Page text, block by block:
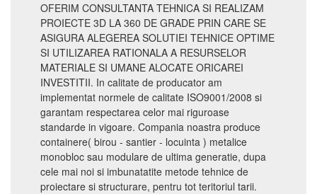
OFERIM CONSULTANTA TEHNICA SI REALIZAM
PROIECTE 3D LA 360 DE GRADE PRIN CARE SE
ASIGURA ALEGEREA SOLUTIEI TEHNICE OPTIME
SI UTILIZAREA RATIONALA A RESURSELOR
MATERIALE SI UMANE ALOCATE ORICAREI
INVESTITII. In calitate de producator am
implementat normele de calitate ISO9001/2008 si
garantam respectarea celor mai riguroase
standarde in vigoare. Compania noastra produce
containere( birou - santier - locuinta ) metalice
monobloc sau modulare de ultima generatie, dupa
cele mai noi si imbunatatite metode tehnice de
proiectare si structurare, pentru tot teritoriul tarii.